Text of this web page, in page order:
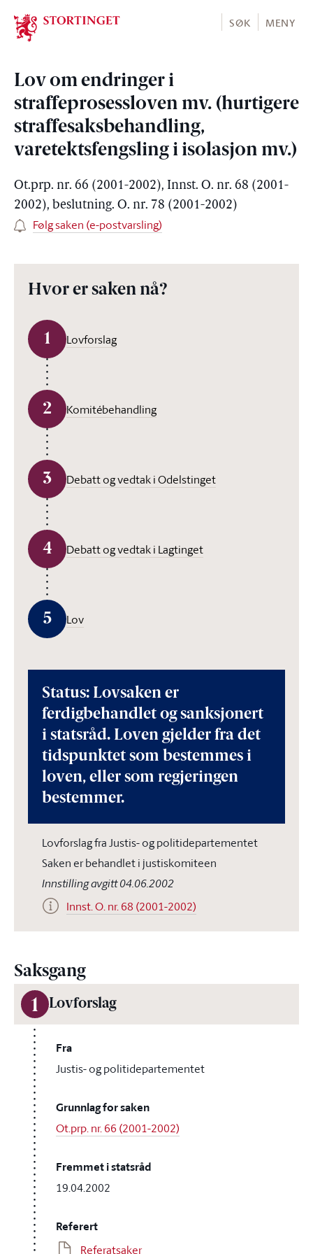
Stortinget.no
SØK MENY
Lov om endringer i
straffeprosessloven mv. (hurtigere
straffesaksbehandling,
varetektsfengsling i isolasjon mv.)
Ot.prp. nr. 66 (2001-2002), Innst. O. nr. 68 (2001-
2002), beslutning. O. nr. 78 (2001-2002)
Følg saken (e-postvarsling)
Hvor er saken nå?
1 Lovforslag
2 Komitébehandling
3 Debatt og vedtak i Odelstinget
4 Debatt og vedtak i Lagtinget
5 Lov
Status: Lovsaken er
ferdigbehandlet og sanksjonert
i statsråd. Loven gjelder fra det
tidspunktet som bestemmes i
loven, eller som regjeringen
bestemmer.
Lovforslag fra Justis- og politidepartementet
Saken er behandlet i justiskomiteen
Innstilling avgitt 04.06.2002
Innst. O. nr. 68 (2001-2002)
Saksgang
1 Lovforslag
Fra
Justis- og politidepartementet
Grunnlag for saken
Ot.prp. nr. 66 (2001-2002)
Fremmet i statsråd
19.04.2002
Referert
Referatsaker